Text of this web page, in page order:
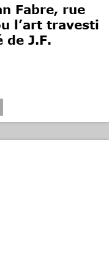
Fabre, rue
l’art travesti
de J.F.